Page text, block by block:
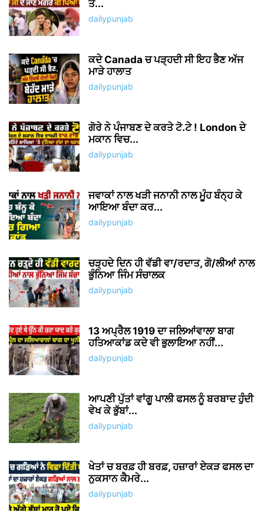
ਤੋਂ...
dailypunjab
ਕਦੇ Canada ਚ ਪੜ੍ਹਦੀ ਸੀ ਇਹ ਭੈਣ ਅੱਜ
ਮਾੜੇ ਹਾਲਾਤ
dailypunjab
ਗੋਰੇ ਨੇ ਪੰਜਾਬਣ ਦੇ ਕਰਤੇ ਟੋ.ਟੇ ! London ਦੇ
ਮਕਾਨ ਵਿਚ...
dailypunjab
ਜਵਾਕਾਂ ਨਾਲ ਖੜੀ ਜਨਾਨੀ ਨਾਲ ਮੂੰਹ ਬੰਨ੍ਹ ਕੇ
ਆਇਆ ਬੰਦਾ ਕਰ...
dailypunjab
ਚੜ੍ਹਦੇ ਦਿਨ ਹੀ ਵੱਡੀ ਵਾ/ਰਦਾਤ, ਗੋ/ਲੀਆਂ ਨਾਲ
ਭੁੰਨਿਆ ਜਿੰਮ ਸੰਚਾਲਕ
dailypunjab
13 ਅਪ੍ਰੈਲ 1919 ਦਾ ਜਲਿਆਂਵਾਲਾ ਬਾਗ
ਹਤਿਆਕਾਂਡ ਕਦੇ ਵੀ ਭੁਲਾਇਆ ਨਹੀਂ...
dailypunjab
ਆਪਣੀ ਪੁੱਤਾਂ ਵਾਂਗੂ ਪਾਲੀ ਫਸਲ ਨੂੰ ਬਰਬਾਦ ਹੁੰਦੀ
ਵੇਖ ਕੇ ਭੁੱਬਾਂ...
dailypunjab
ਖੇਤਾਂ ਚ ਬਰਫ਼ ਹੀ ਬਰਫ਼, ਹਜ਼ਾਰਾਂ ਏਕੜ ਫਸਲ ਦਾ
ਨੁਕਸਾਨ ਕੈਮਰੇ...
dailypunjab